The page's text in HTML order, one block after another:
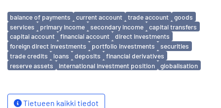
Avainsanat
balance of payments current account trade account
goods
services
primary income secondary income
capital transfers
capital account
financial account
direct investments
foreign direct investments
portfolio investments
securities
trade credits
loans deposits
financial derivatives
reserve assets
international investment position globalisation
Tietueen kaikki tiedot